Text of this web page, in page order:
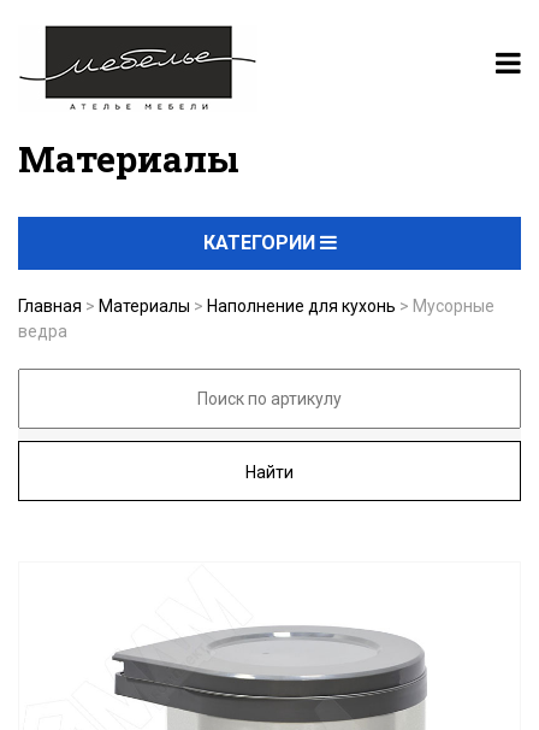
Материалы
КАТЕГОРИИ
Главная > Материалы > Наполнение для кухонь > Мусорные
ведра
Найти